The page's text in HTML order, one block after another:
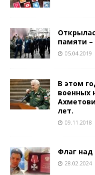
памяти –
05.04.2019
В этом
военных
лет.
09.11.2018
Флаг
28.02.2024